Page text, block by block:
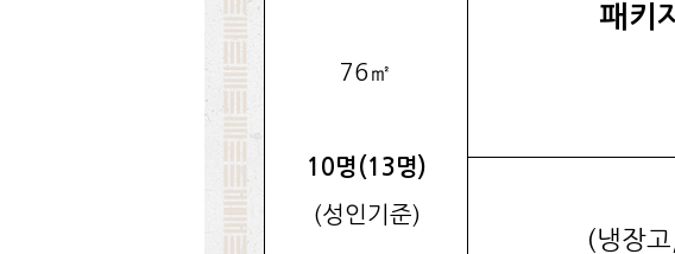
76㎡
10명(13명)
(성인기준)
패키
(냉장